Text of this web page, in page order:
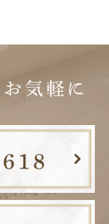
お気軽に